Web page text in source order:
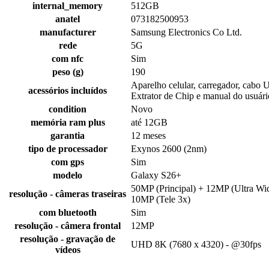
internal_memory
512GB
anatel
073182500953
manufacturer
Samsung Electronics Co Ltd.
rede
5G
com nfc
Sim
peso (g)
190
acessórios incluídos
Aparelho celular, carregador, cabo
Extrator de Chip e manual do
condition
Novo
memória ram plus
até 12GB
garantia
12 meses
tipo de processador
Exynos 2600 (2nm)
com gps
Sim
modelo
Galaxy S26+
resolução - câmeras traseiras
50MP (Principal) + 12MP (Ultra
10MP (Tele 3x)
com bluetooth
Sim
resolução - câmera frontal
12MP
resolução - gravação de
vídeos
UHD 8K (7680 x 4320) - @30fps